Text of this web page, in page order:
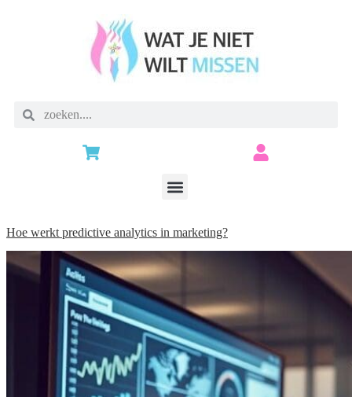
Hoe werkt predictive analytics in marketing?